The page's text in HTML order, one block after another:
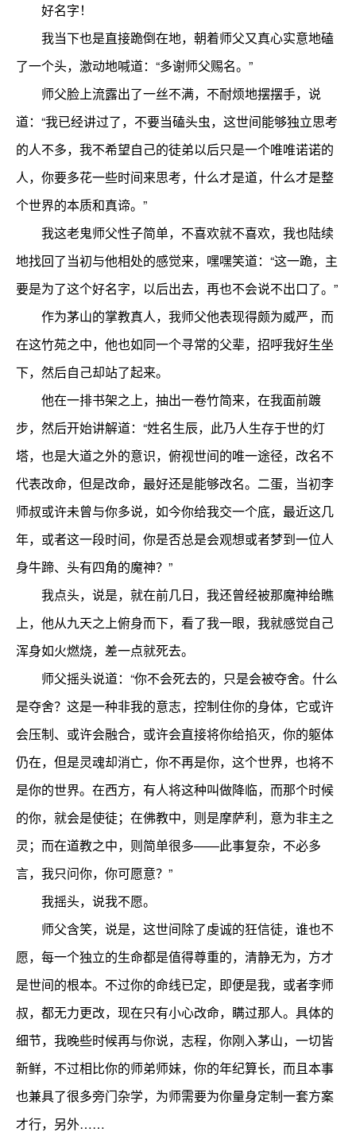
好名字！
我当下也是直接跪倒在地，朝着师父又真心实意地磕
了一个头，激动地喊道：“多谢师父赐名。”
师父脸上流露出了一丝不满，不耐烦地摆摆手，说
道：“我已经讲过了，不要当磕头虫，这世间能够独立思考
的人不多，我不希望自己的徒弟以后只是一个唯唯诺诺的
人，你要多花一些时间来思考，什么才是道，什么才是整
个世界的本质和真谛。”
我这老鬼师父性子简单，不喜欢就不喜欢，我也陆续
地找回了当初与他相处的感觉来，嘿嘿笑道：“这一跪，主
要是为了这个好名字，以后出去，再也不会说不出口了。”
作为茅山的掌教真人，我师父他表现得颇为威严，而
在这竹苑之中，他也如同一个寻常的父辈，招呼我好生坐
下，然后自己却站了起来。
他在一排书架之上，抽出一卷竹简来，在我面前踱
步，然后开始讲解道：“姓名生辰，此乃人生存于世的灯
塔，也是大道之外的意识，俯视世间的唯一途径，改名不
代表改命，但是改命，最好还是能够改名。二蛋，当初李
师叔或许未曾与你多说，如今你给我交一个底，最近这几
年，或者这一段时间，你是否总是会观想或者梦到一位人
身牛蹄、头有四角的魔神？”
我点头，说是，就在前几日，我还曾经被那魔神给瞧
上，他从九天之上俯身而下，看了我一眼，我就感觉自己
浑身如火燃烧，差一点就死去。
师父摇头说道：“你不会死去的，只是会被夺舍。什么
是夺舍？这是一种非我的意志，控制住你的身体，它或许
会压制、或许会融合，或许会直接将你给掐灭，你的躯体
仍在，但是灵魂却消亡，你不再是你，这个世界，也将不
是你的世界。在西方，有人将这种叫做降临，而那个时候
的你，就会是使徒；在佛教中，则是摩萨利，意为非主之
灵；而在道教之中，则简单很多——此事复杂，不必多
言，我只问你，你可愿意？”
我摇头，说我不愿。
师父含笑，说是，这世间除了虔诚的狂信徒，谁也不
愿，每一个独立的生命都是值得尊重的，清静无为，方才
是世间的根本。不过你的命线已定，即便是我，或者李师
叔，都无力更改，现在只有小心改命，瞒过那人。具体的
细节，我晚些时候再与你说，志程，你刚入茅山，一切皆
新鲜，不过相比你的师弟师妹，你的年纪算长，而且本事
也兼具了很多旁门杂学，为师需要为你量身定制一套方案
才行，另外……